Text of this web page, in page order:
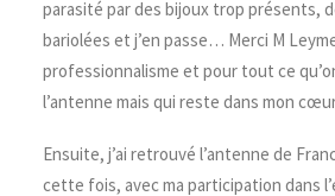
parasité par des bijoux trop présents,
bariolées et j’en passe… Merci M
professionnalisme et pour tout ce
l’antenne mais qui reste dans mon
Ensuite, j’ai retrouvé l’antenne de
cette fois, avec ma participation dans